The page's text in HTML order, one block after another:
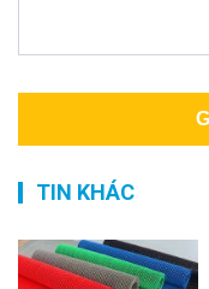
TIN KHÁC